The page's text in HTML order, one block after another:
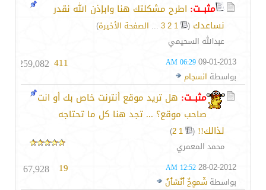
مثبــت: اطرح مشكلتك هنا وابإذن الله نقدر
نساعدك (
1
2
3
... الصفحة الأخيرة)
عبدالله السحيمي
09-01-2013
06:29 AM
بواسطة انسجام
411
259,082
مثبــت: هل تريد موقع أنترنت خاص بك أو انت
صاحب موقع؟ ... تجد هنا كل ما تحتاجه
لذالك!! (
1
2
)
محمد المعمري
28-02-2012
12:52 AM
بواسطة شّموِخٌ ٱنٌسًٱنٌ
19
67,928